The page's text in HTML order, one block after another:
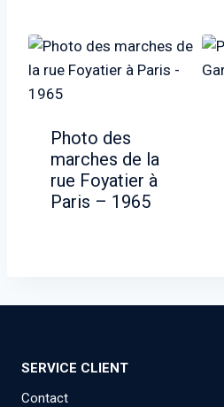
Photo des
marches de la
rue Foyatier à
Paris – 1965
SERVICE CLIENT
Contact